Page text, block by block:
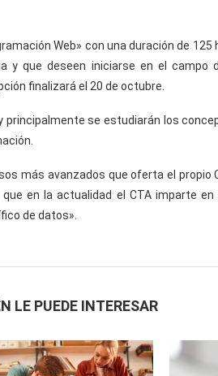
Web» con una duración de
y que deseen iniciarse en el campo
finalizará el 20 de octubre.
principalmente se estudiarán los
más avanzados que oferta el propio
en la actualidad el CTA imparte
de datos».
LE PUEDE INTERESAR